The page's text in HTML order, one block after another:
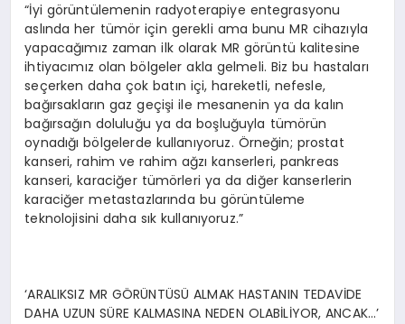
“İyi görüntülemenin radyoterapiye entegrasyonu
aslında her tümör için gerekli ama bunu MR cihazıyla
yapacağımız zaman ilk olarak MR görüntü kalitesine
ihtiyacımız olan bölgeler akla gelmeli. Biz bu hastaları
seçerken daha çok batın içi, hareketli, nefesle,
bağırsakların gaz geçişi ile mesanenin ya da kalın
bağırsağın doluluğu ya da boşluğuyla tümörün
oynadığı bölgelerde kullanıyoruz. Örneğin; prostat
kanseri, rahim ve rahim ağzı kanserleri, pankreas
kanseri, karaciğer tümörleri ya da diğer kanserlerin
karaciğer metastazlarında bu görüntüleme
teknolojisini daha sık kullanıyoruz.”
‘ARALIKSIZ MR GÖRÜNTÜSÜ ALMAK HASTANIN TEDAVİDE
DAHA UZUN SÜRE KALMASINA NEDEN OLABİLİYOR, ANCAK…’